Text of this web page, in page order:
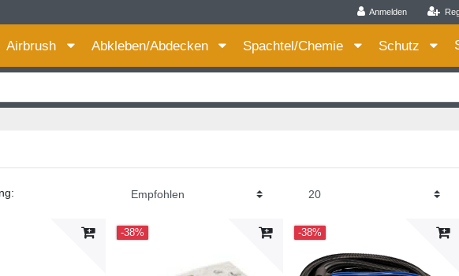
Anmelden
Für bessere Preise HIER registrieren! Zum
Airbrush Abkleben/Abdecken Spachtel/Chemie Schutz
-38% -38%